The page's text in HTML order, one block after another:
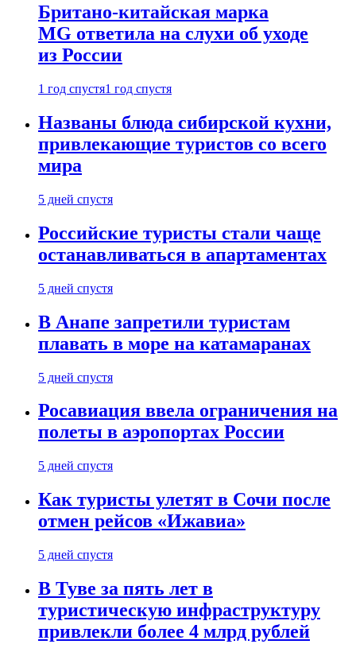
Британо-китайская марка
MG ответила на слухи об уходе
из России
1 год спустя1 год спустя
Названы блюда сибирской кухни,
привлекающие туристов со всего
мира
5 дней спустя
Российские туристы стали чаще
останавливаться в апартаментах
5 дней спустя
В Анапе запретили туристам
плавать в море на катамаранах
5 дней спустя
Росавиация ввела ограничения на
полеты в аэропортах России
5 дней спустя
Как туристы улетят в Сочи после
отмен рейсов «Ижавиа»
5 дней спустя
В Туве за пять лет в
туристическую инфраструктуру
привлекли более 4 млрд рублей